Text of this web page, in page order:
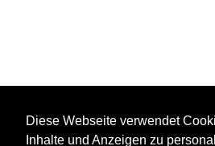
Diese Webseite verwendet
Inhalte und Anzeigen zu